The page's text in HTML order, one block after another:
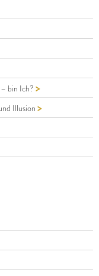
bin Ich? >
Illusion >